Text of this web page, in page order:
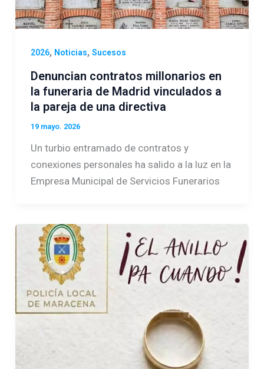
2026, Noticias, Sucesos
Denuncian contratos millonarios en
la funeraria de Madrid vinculados a
la pareja de una directiva
19 mayo. 2026
Un turbio entramado de contratos y
conexiones personales ha salido a la luz en la
Empresa Municipal de Servicios Funerarios